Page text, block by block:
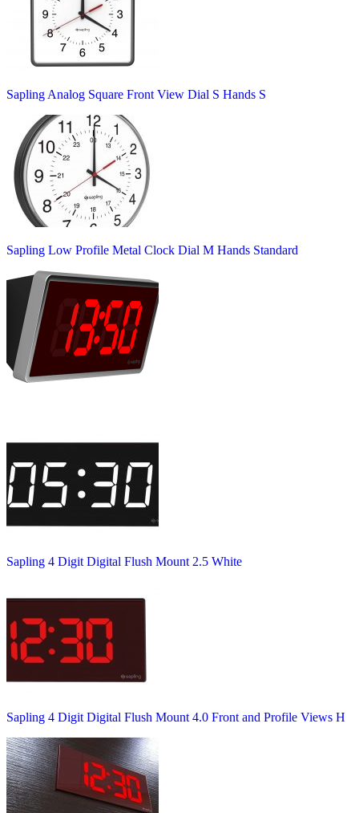
Sapling Analog Square Front View Dial S Hands S
Sapling Low Profile Metal Clock Dial M Hands Standard
Sapling 4 Digit Digital Flush Mount 2.5 White
Sapling 4 Digit Digital Flush Mount 4.0 Front and Profile Views H